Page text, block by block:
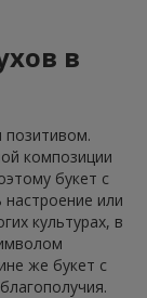
в
позитивом.
композиции
букет с
или
культурах, в
же букет с